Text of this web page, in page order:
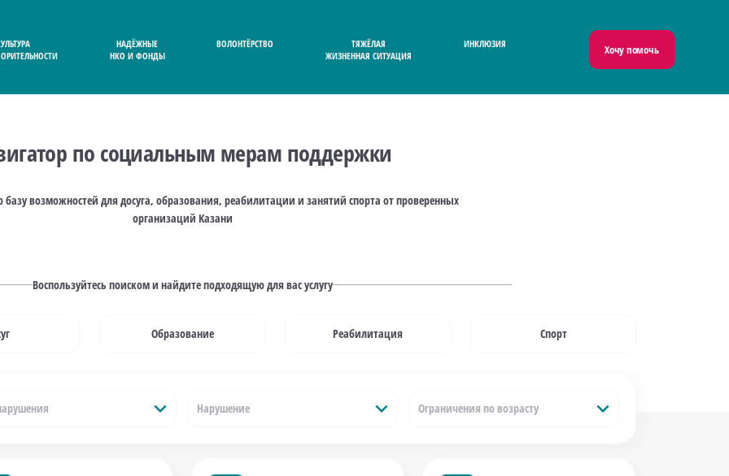
НАДЁЖНЫЕ
НКО И ФОНДЫ
ВОЛОНТЁРСТВО
ТЯЖЁЛАЯ
ЖИЗНЕННАЯ СИТУАЦИЯ
ИНКЛЮЗИЯ Хочу помочь
по социальным мерам поддержки
возможностей для досуга, образования, реабилитации и занятий спорта от проверенных
организаций Казани
Воспользуйтесь поиском и найдите подходящую для вас услугу
Образование Реабилитация Спорт
expand_more Нарушение expand_more Ограничения по возрасту expand_more